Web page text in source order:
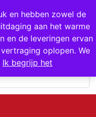
en hebben zowel de
aan het warme
en de leveringen ervan
oplopen. We
Ik begrijp het
0